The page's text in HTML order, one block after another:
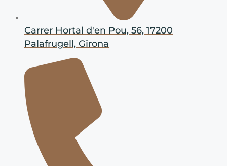
Carrer Hortal d'en Pou, 56, 17200
Palafrugell, Girona